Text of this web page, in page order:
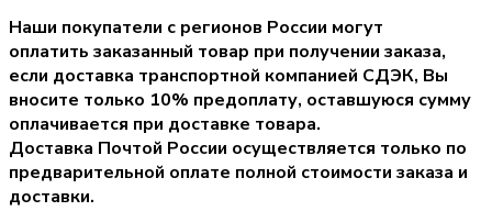
Наши покупатели с регионов России могут
оплатить заказанный товар при получении заказа,
если доставка транспортной компанией СДЭК, Вы
вносите только 10% предоплату, оставшуюся сумму
оплачивается при доставке товара.
Доставка Почтой России осуществляется только по
предварительной оплате полной стоимости заказа и
доставки.